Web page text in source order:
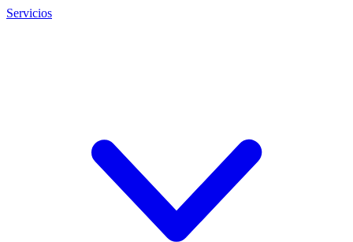
Servicios